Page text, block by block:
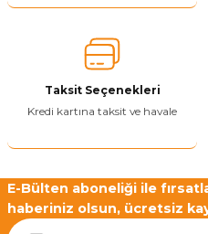
Ürün bilgilerinde hatalar
Ürün fiyatı diğer sitelerden daha
Bu ürüne benzer farklı
Taksit Seçenekleri
Kredi kartına taksit ve havale
E-Bülten aboneliği ile
haberiniz olsun, ücretsiz